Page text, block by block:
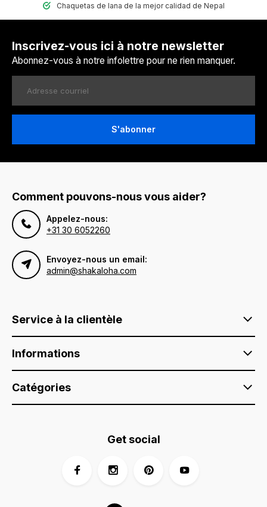
Chaquetas de lana de la mejor calidad de Nepal
Inscrivez-vous ici à notre newsletter
Abonnez-vous à notre infolettre pour ne rien manquer.
S'abonner
Comment pouvons-nous vous aider?
Appelez-nous:
+31 30 6052260
Envoyez-nous un email:
admin@shakaloha.com
Service à la clientèle
Informations
Catégories
Get social